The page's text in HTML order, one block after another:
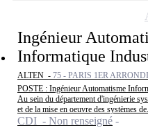
Ingénieur
Informatique
ALTEN - 75 - PARIS 1ER
POSTE : Ingénieur Automatisme
Au sein du département d'ingénierie
et de la mise en oeuvre des systèmes
CDI - Non renseigné